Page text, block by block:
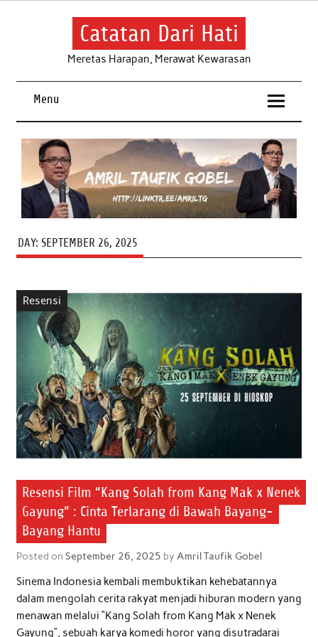
Skip
Catatan Dari Hati
Meretas Harapan, Merawat Kewarasan
Menu
DAY: SEPTEMBER 26, 2025
Resensi
Resensi Film “Kang Solah from Kang Mak x Nenek
Gayung” : Cinta Terlarang di Bawah Bayang-
Bayang Hantu
Posted on September 26, 2025 by Amril Taufik Gobel
Sinema Indonesia kembali membuktikan kehebatannya
dalam mengolah cerita rakyat menjadi hiburan modern yang
menawan melalui “Kang Solah from Kang Mak x Nenek
Gayung”, sebuah karya komedi horor yang disutradarai